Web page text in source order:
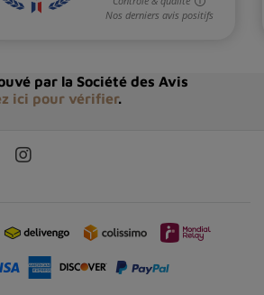
par la Société des Avis
ici pour vérifier.